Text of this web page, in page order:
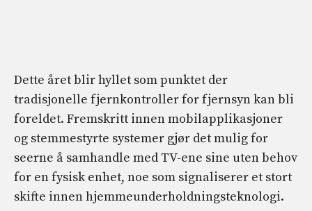
Dette året blir hyllet som punktet der
tradisjonelle fjernkontroller for fjernsyn kan bli
foreldet. Fremskritt innen mobilapplikasjoner
og stemmestyrte systemer gjør det mulig for
seerne å samhandle med TV-ene sine uten behov
for en fysisk enhet, noe som signaliserer et stort
skifte innen hjemmeunderholdningsteknologi.